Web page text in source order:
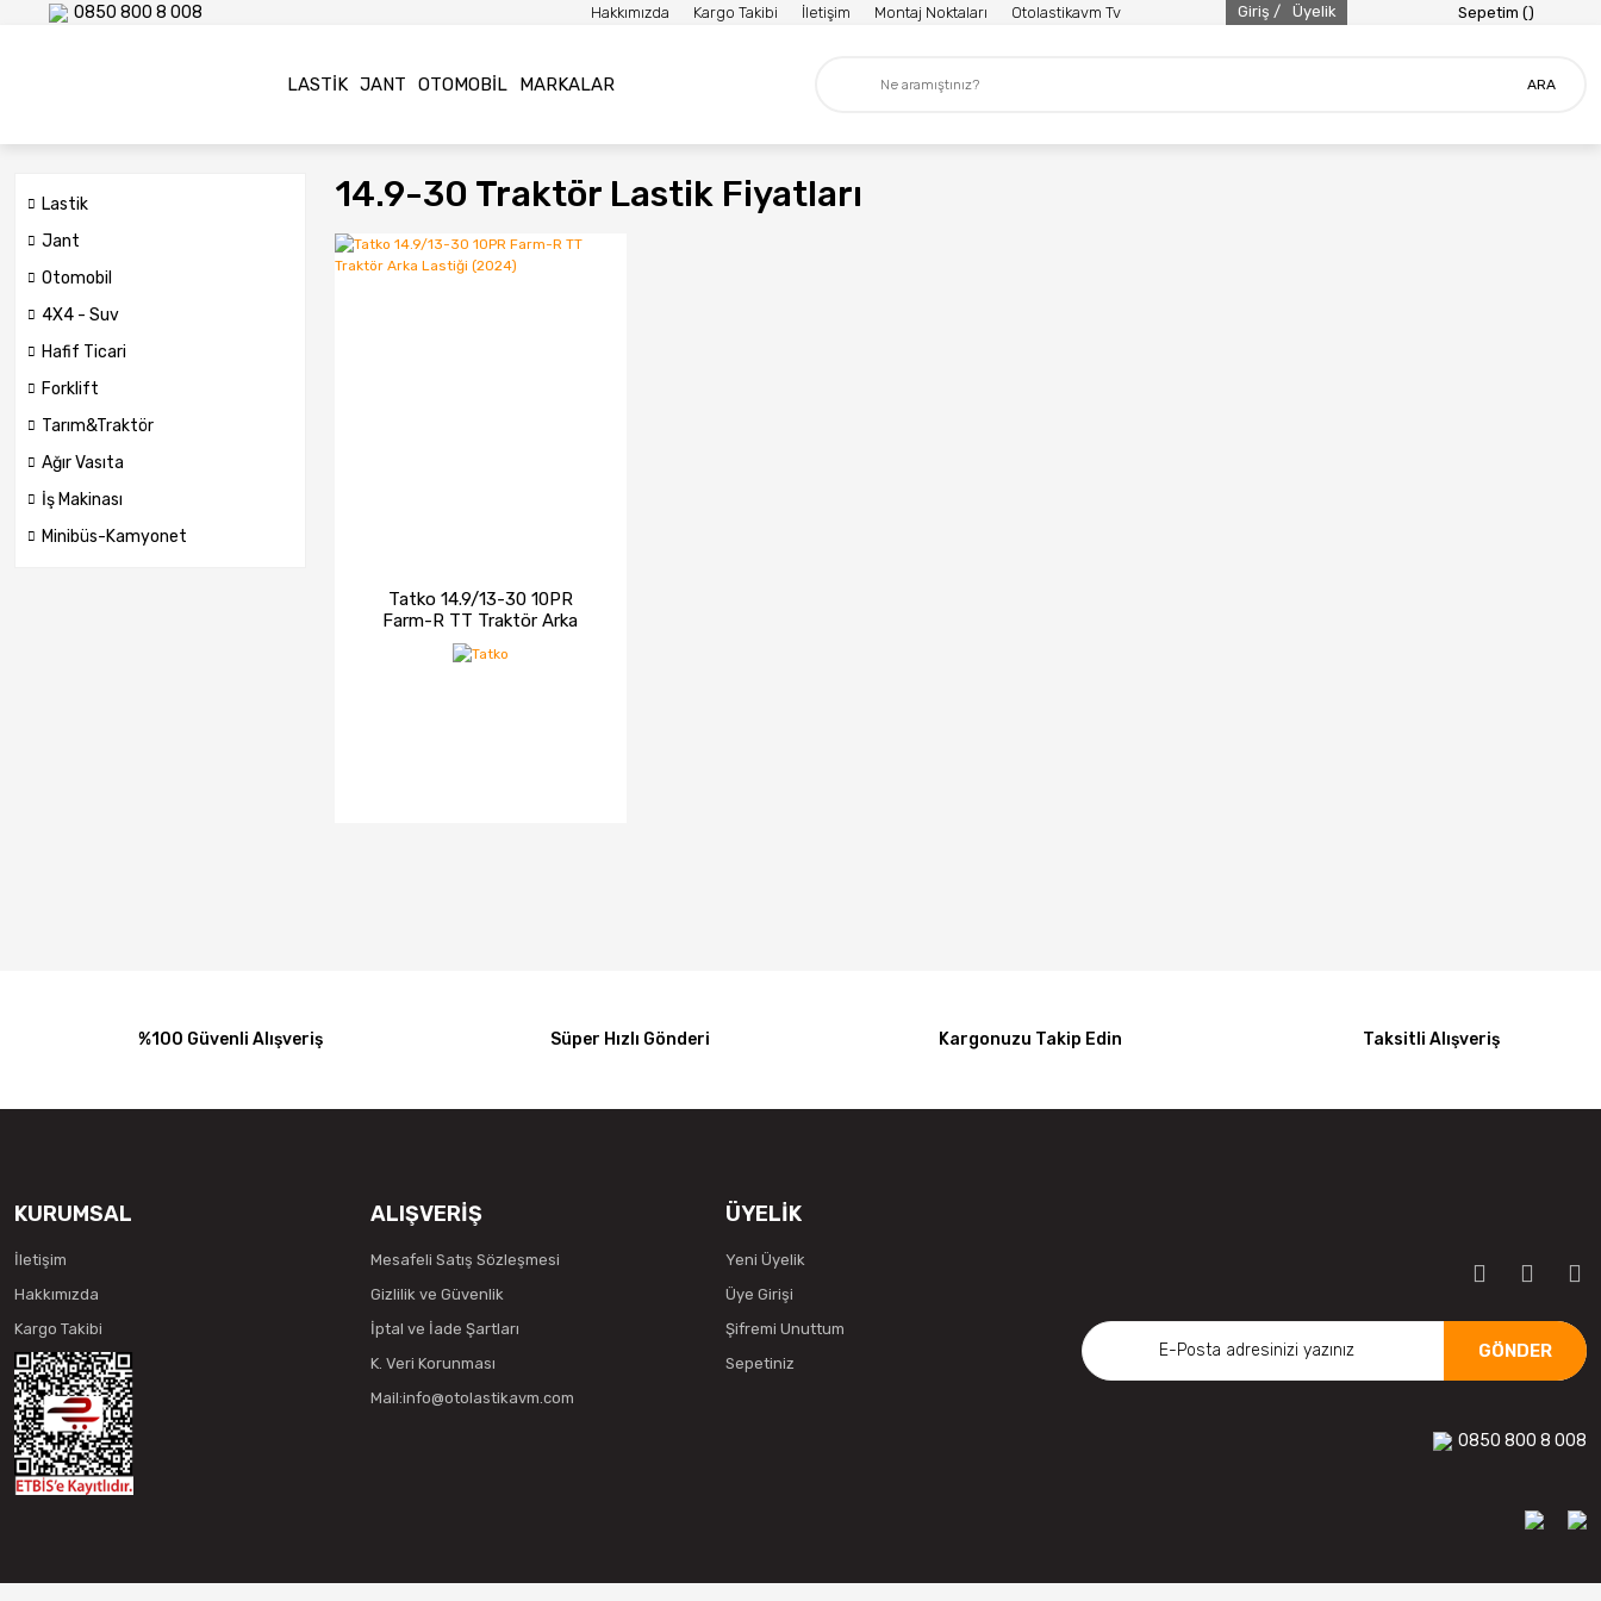
0850 800 8 008 Hakkımızda Kargo Takibi İletişim Montaj Noktaları Otolastikavm Tv Giriş / Üyelik Sepetim ()
LASTIK JANT OTOMOBIL MARKALAR ARA
Lastik
Jant
Otomobil
4X4 - Suv
Hafif Ticari
Forklift
Tarım&Traktör
Ağır Vasıta
İş Makinası
Minibüs-Kamyonet
14.9-30 Traktör Lastik Fiyatları
Tatko 14.9/13-30 10PR
Farm-R TT Traktör Arka
Lastiği (2024)
%100 Güvenli Alışveriş Süper Hızlı Gönderi Kargonuzu Takip Edin Taksitli Alışveriş
KURUMSAL
İletişim
Hakkımızda
Kargo Takibi
ALIŞVERİŞ
Mesafeli Satış Sözleşmesi
Gizlilik ve Güvenlik
İptal ve İade Şartları
K. Veri Korunması
Mail:info@otolastikavm.com
ÜYELİK
Yeni Üyelik
Üye Girişi
Şifremi Unuttum
Sepetiniz
GÖNDER
0850 800 8 008